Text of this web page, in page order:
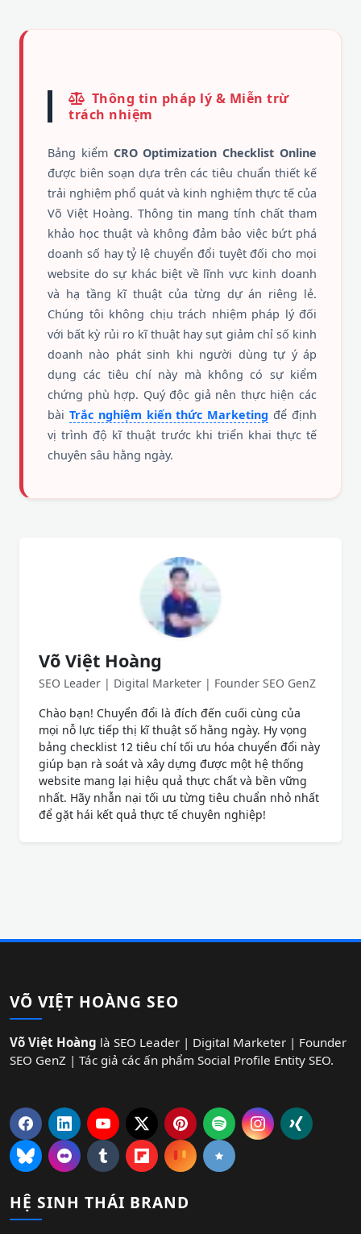
Thông tin pháp lý & Miễn trừ
trách nhiệm
Bảng kiểm CRO Optimization Checklist Online
được biên soạn dựa trên các tiêu chuẩn thiết kế
trải nghiệm phổ quát và kinh nghiệm thực tế của
Võ Việt Hoàng. Thông tin mang tính chất tham
khảo học thuật và không đảm bảo việc bứt phá
doanh số hay tỷ lệ chuyển đổi tuyệt đối cho mọi
website do sự khác biệt về lĩnh vực kinh doanh
và hạ tầng kĩ thuật của từng dự án riêng lẻ.
Chúng tôi không chịu trách nhiệm pháp lý đối
với bất kỳ rủi ro kĩ thuật hay sụt giảm chỉ số kinh
doanh nào phát sinh khi người dùng tự ý áp
dụng các tiêu chí này mà không có sự kiểm
chứng phù hợp. Quý độc giả nên thực hiện các
bài Trắc nghiệm kiến thức Marketing để định
vị trình độ kĩ thuật trước khi triển khai thực tế
chuyên sâu hằng ngày.
Võ Việt Hoàng
SEO Leader | Digital Marketer | Founder SEO GenZ
Chào bạn! Chuyển đổi là đích đến cuối cùng của
mọi nỗ lực tiếp thị kĩ thuật số hằng ngày. Hy vọng
bảng checklist 12 tiêu chí tối ưu hóa chuyển đổi này
giúp bạn rà soát và xây dựng được một hệ thống
website mang lại hiệu quả thực chất và bền vững
nhất. Hãy nhẫn nại tối ưu từng tiêu chuẩn nhỏ nhất
để gặt hái kết quả thực tế chuyên nghiệp!
VÕ VIỆT HOÀNG SEO
Võ Việt Hoàng là SEO Leader | Digital Marketer | Founder
SEO GenZ | Tác giả các ấn phẩm Social Profile Entity SEO.
HỆ SINH THÁI BRAND